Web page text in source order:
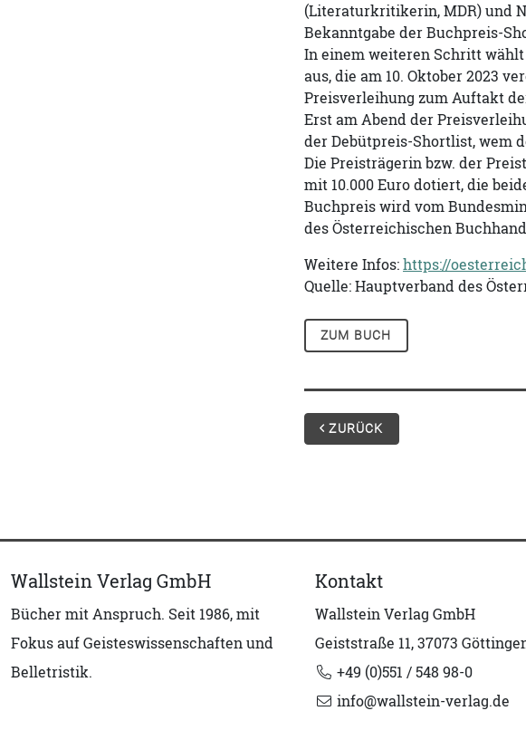
(Literaturkritikerin, MDR) und
Bekanntgabe der Buchpreis-
In einem weiteren Schritt
aus, die am 10. Oktober 2023
Preisverleihung zum Auftakt
Erst am Abend der
der Debütpreis-Shortlist, wem
Die Preisträgerin bzw. der
mit 10.000 Euro dotiert, die
Buchpreis wird vom
des Österreichischen
Weitere Infos:https://
Quelle: Hauptverband des
ZUM BUCH
ZURÜCK
Wallstein Verlag GmbH
Bücher mit Anspruch. Seit 1986, mit
Fokus auf Geisteswissenschaften und
Belletristik.
Kontakt
Wallstein Verlag GmbH
Geiststraße 11, 37073
+49 (0)551 / 548 98-0
info@wallstein-verlag.de